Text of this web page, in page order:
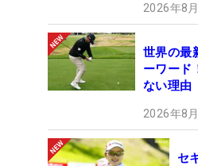
2026年8
世界の最
ーワード
ない理由
2026年8
セ